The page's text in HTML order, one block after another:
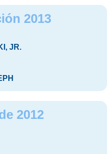
2013
JR.
2012